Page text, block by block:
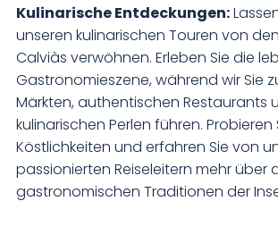
Kulinarische Entdeckungen:
unseren kulinarischen Touren von
Calviàs verwöhnen. Erleben Sie die
Gastronomieszene, während wir Sie
Märkten, authentischen Restaurants
kulinarischen Perlen führen. Probieren
Köstlichkeiten und erfahren Sie von
passionierten Reiseleitern mehr über
gastronomischen Traditionen der